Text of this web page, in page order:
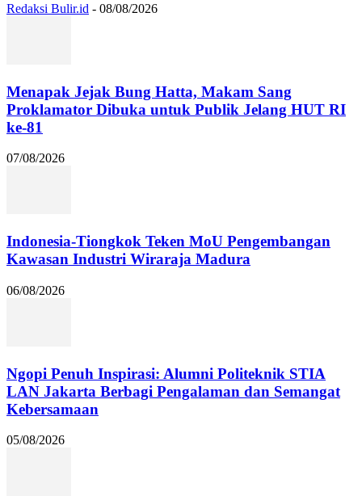
Redaksi Bulir.id - 08/08/2026
Menapak Jejak Bung Hatta, Makam Sang
Proklamator Dibuka untuk Publik Jelang HUT RI
ke-81
07/08/2026
Indonesia-Tiongkok Teken MoU Pengembangan
Kawasan Industri Wiraraja Madura
06/08/2026
Ngopi Penuh Inspirasi: Alumni Politeknik STIA
LAN Jakarta Berbagi Pengalaman dan Semangat
Kebersamaan
05/08/2026